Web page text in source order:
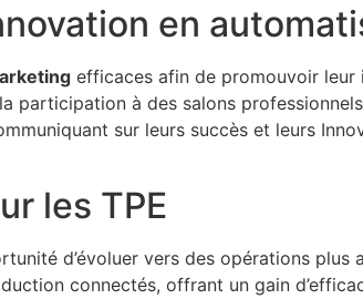
en
efficaces afin de promouvoir leur
participation à des salons
sur leurs succès et leurs
les TPE
d’évoluer vers des opérations
connectés, offrant un gain